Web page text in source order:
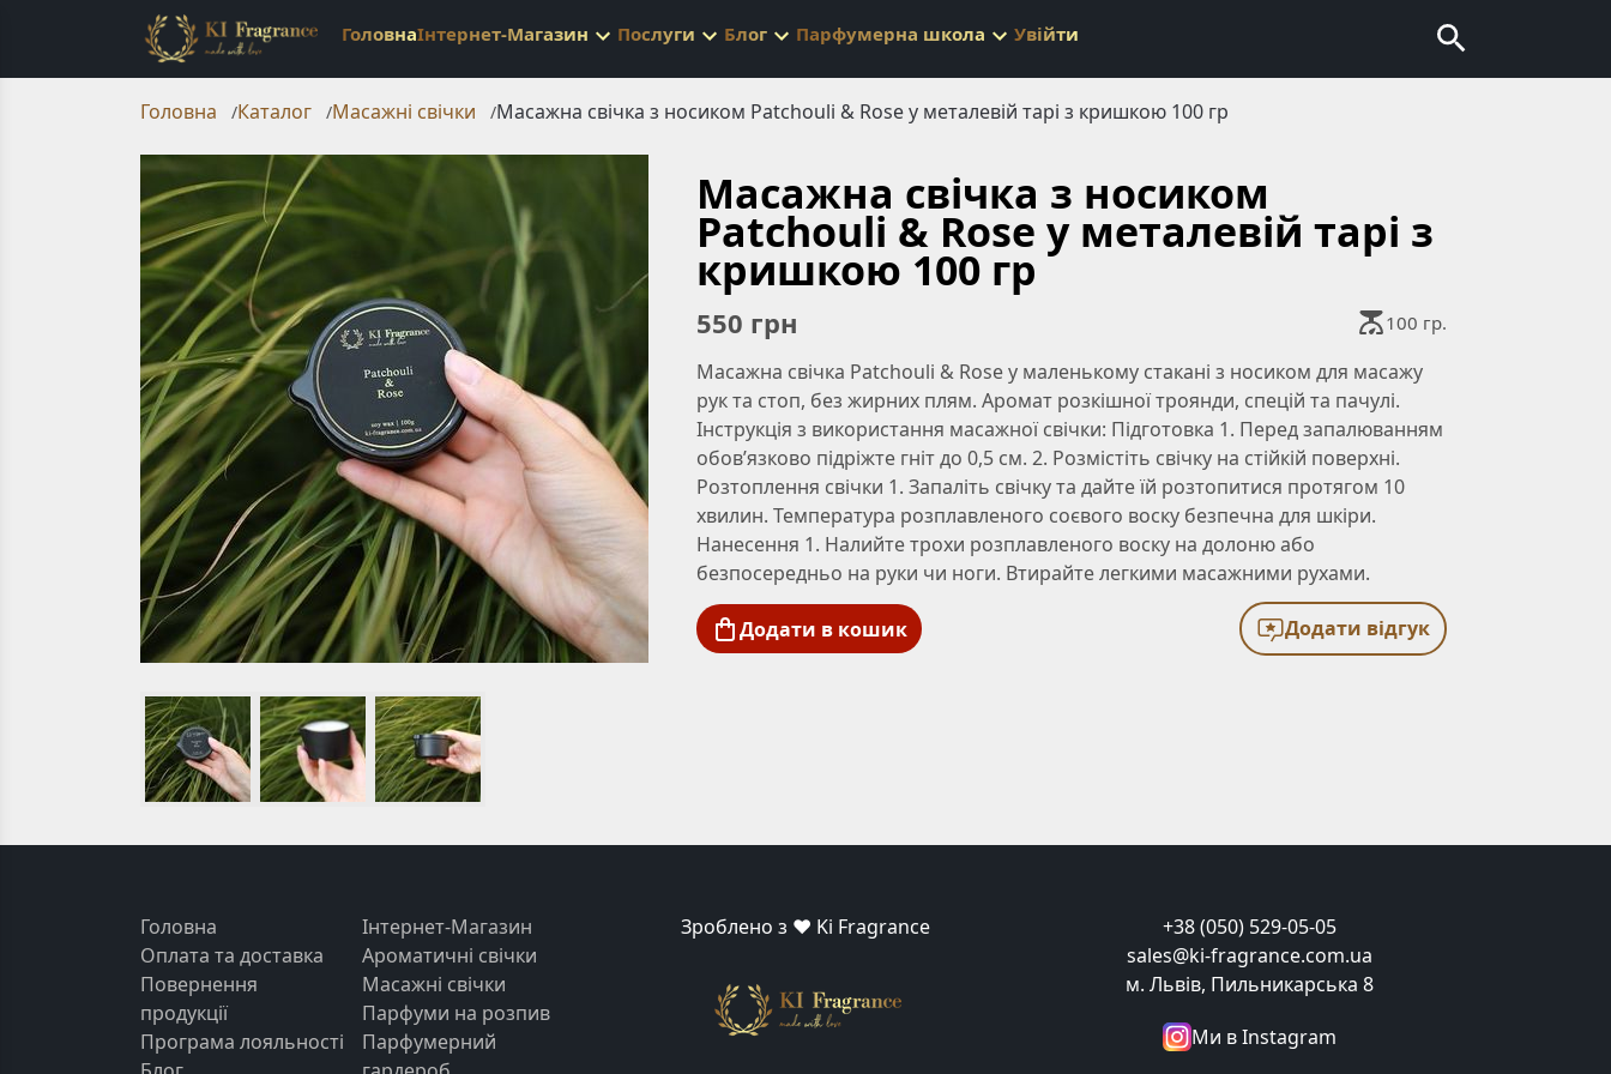
ГоловнаІнтернет-Магазин Послуги Блог Парфумерна школа Увійти
Головна /Каталог /Масажні свічки /Масажна свічка з носиком Patchouli & Rose у металевій тарі з кришкою 100 гр
Масажна свічка з носиком
Patchouli & Rose у металевій тарі з
кришкою 100 гр
550 грн 100 гр.
Масажна свічка Patchouli & Rose у маленькому стакані з носиком для масажу
рук та стоп, без жирних плям. Аромат розкішної троянди, спецій та пачулі.
Інструкція з використання масажної свічки: Підготовка 1. Перед запалюванням
обов’язково підріжте гніт до 0,5 см. 2. Розмістіть свічку на стійкій поверхні.
Розтоплення свічки 1. Запаліть свічку та дайте їй розтопитися протягом 10
хвилин. Температура розплавленого соєвого воску безпечна для шкіри.
Нанесення 1. Налийте трохи розплавленого воску на долоню або
безпосередньо на руки чи ноги. Втирайте легкими масажними рухами.
Додати в кошик Додати відгук
Головна
Оплата та доставка
Повернення
продукції
Програма лояльності
Інтернет-Магазин
Ароматичні свічки
Масажні свічки
Парфуми на розпив
Парфумерний
Зроблено з ❤️ Ki Fragrance
+38 (050) 529-05-05
sales@ki-fragrance.com.ua
м. Львів, Пильникарська 8
Ми в Instagram